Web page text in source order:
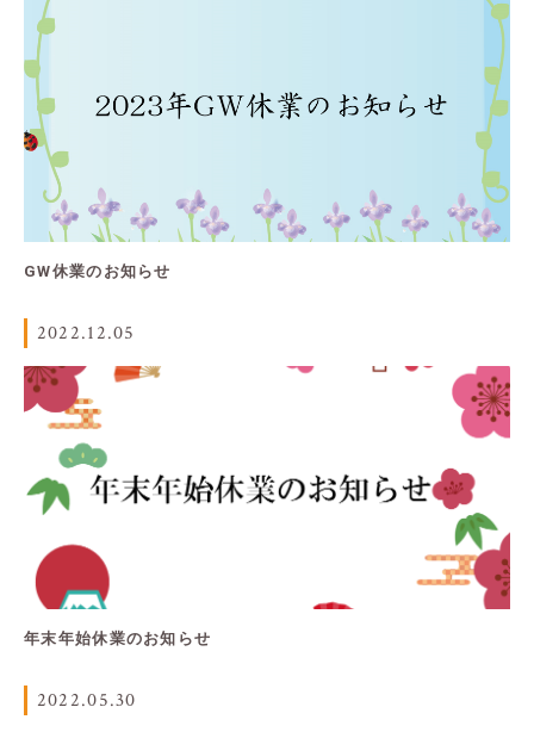
GW休業のお知らせ
2022.12.05
年末年始休業のお知らせ
2022.05.30